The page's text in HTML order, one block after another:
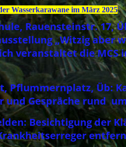
Wasserkarawane im März 2025
Rauensteinstr.
„Witzig aber
veranstaltet die
Pflummernplatz, Üb:
und Gespräche rund
Besichtigung der